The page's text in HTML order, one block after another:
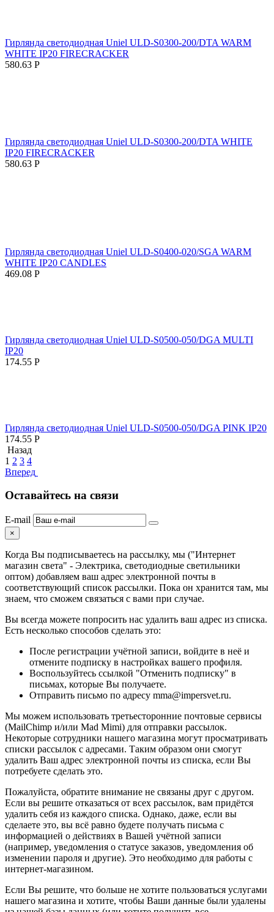
Гирлянда светодиодная Uniel ULD-S0300-200/DTA WARM
WHITE IP20 FIRECRACKER
580.63 Р
Гирлянда светодиодная Uniel ULD-S0300-200/DTA WHITE
IP20 FIRECRACKER
580.63 Р
Гирлянда светодиодная Uniel ULD-S0400-020/SGA WARM
WHITE IP20 CANDLES
469.08 Р
Гирлянда светодиодная Uniel ULD-S0500-050/DGA MULTI
IP20
174.55 Р
Гирлянда светодиодная Uniel ULD-S0500-050/DGA PINK IP20
174.55 Р
Назад
1 2 3 4
Вперед
Оставайтесь на связи
E-mail
×
Когда Вы подписываетесь на рассылку, мы ("Интернет
магазин света" - Электрика, светодиодные светильники
оптом) добавляем ваш адрес электронной почты в
соответствующий список рассылки. Пока он хранится там, мы
знаем, что сможем связаться с вами при случае.
Вы всегда можете попросить нас удалить ваш адрес из списка.
Есть несколько способов сделать это:
После регистрации учётной записи, войдите в неё и
отмените подписку в настройках вашего профиля.
Воспользуйтесь ссылкой "Отменить подписку" в
письмах, которые Вы получаете.
Отправить письмо по адресу mma@impersvet.ru.
Мы можем использовать третьесторонние почтовые сервисы
(MailChimp и/или Mad Mimi) для отправки рассылок.
Некоторые сотрудники нашего магазина могут просматривать
списки рассылок с адресами. Таким образом они смогут
удалить Ваш адрес электронной почты из списка, если Вы
потребуете сделать это.
Пожалуйста, обратите внимание не связаны друг с другом.
Если вы решите отказаться от всех рассылок, вам придётся
удалить себя из каждого списка. Однако, даже, если вы
сделаете это, вы всё равно будете получать письма с
информацией о действиях в Вашей учётной записи
(например, уведомления о статусе заказов, уведомления об
изменении пароля и другие). Это необходимо для работы с
интернет-магазином.
Если Вы решите, что больше не хотите пользоваться услугами
нашего магазина и хотите, чтобы Ваши данные были удалены